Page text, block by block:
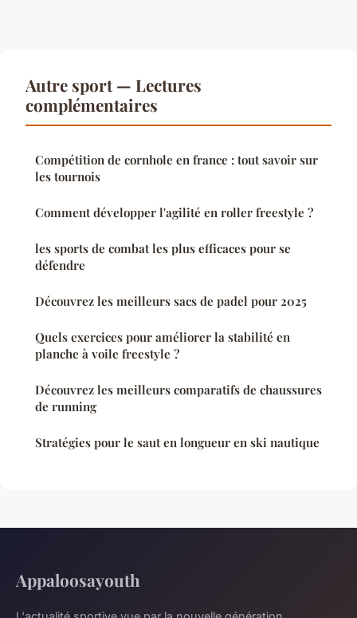
Autre sport — Lectures
complémentaires
Compétition de cornhole en france : tout savoir sur
les tournois
Comment développer l'agilité en roller freestyle ?
les sports de combat les plus efficaces pour se
défendre
Découvrez les meilleurs sacs de padel pour 2025
Quels exercices pour améliorer la stabilité en
planche à voile freestyle ?
Découvrez les meilleurs comparatifs de chaussures
de running
Stratégies pour le saut en longueur en ski nautique
Appaloosayouth